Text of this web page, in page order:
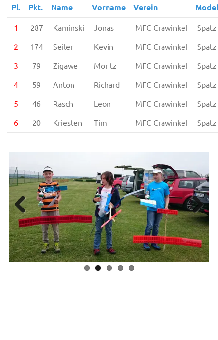
Pl. Pkt. Name Vorname Verein
1 287 Kaminski Jonas MFC Crawinkel
Spatz
2
174 Seiler Kevin MFC Crawinkel
Spatz
3
79 Zigawe Moritz MFC Crawinkel
Spatz
4
59 Anton Richard MFC Crawinkel
Spatz
5
46 Rasch Leon MFC Crawinkel
Spatz
6
20 Kriesten Tim MFC Crawinkel Spatz
Previous Next